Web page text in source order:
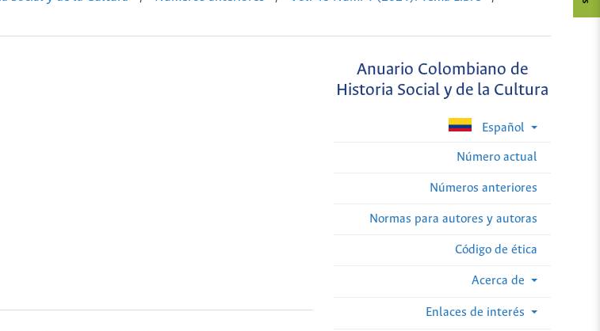
Anuario Colombiano de
Historia Social y de la Cultura
Español
Número actual
Números anteriores
Normas para autores y autoras
Código de ética
Acerca de
Enlaces de interés